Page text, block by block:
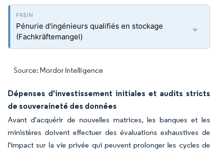
Pénurie d'ingénieurs qualifiés en stockage
(Fachkräftemangel)
Source: Mordor Intelligence
Dépenses d'investissement initiales et audits stricts
de souveraineté des données
Avant d'acquérir de nouvelles matrices, les banques et les
ministères doivent effectuer des évaluations exhaustives de
l'impact sur la vie privée qui peuvent prolonger les cycles de